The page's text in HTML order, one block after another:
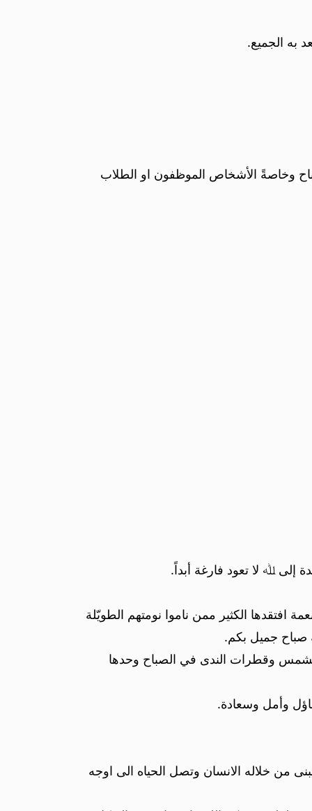
به الجميع.
وخاصةً الأشخاص الموظفون او الطلاب
إلى ﷲ لا تعود فارغة أبداً.
الكثير ممن ناموا نومتهم الطويّلة
صباح جميل بكم.
وقطرات الندى في الصباح وحدها
وأمل وسعادة.
من خلاله الانسان وتصل الحياه الى اوجه